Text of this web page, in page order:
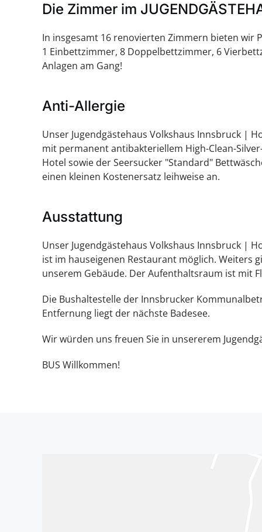
Die Zimmer im
In insgesamt 16 renovierten Zimmern bieten wir
1 Einbettzimmer, 8 Doppelbettzimmer, 6
Anlagen am Gang!
Anti-Allergie
Unser Jugendgästehaus Volkshaus Innsbruck |
mit permanent antibakteriellem High-Clean-
Hotel sowie der Seersucker "Standard"
einen kleinen Kostenersatz leihweise an.
Ausstattung
Unser Jugendgästehaus Volkshaus Innsbruck |
ist im hauseigenen Restaurant möglich. Weiters
unserem Gebäude. Der Aufenthaltsraum ist mit
Die Bushaltestelle der Innsbrucker
Entfernung liegt der nächste Badesee.
Wir würden uns freuen Sie in unsererem
BUS Willkommen!